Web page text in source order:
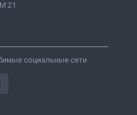
21
социальные сети